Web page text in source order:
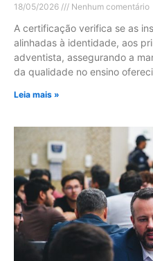
18/05/2026 Nenhum comentário
A certificação verifica se as
alinhadas à identidade, aos
adventista, assegurando a
da qualidade no ensino
Leia mais »